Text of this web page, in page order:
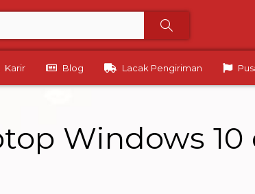
Karir Blog Lacak Pengiriman
Windows